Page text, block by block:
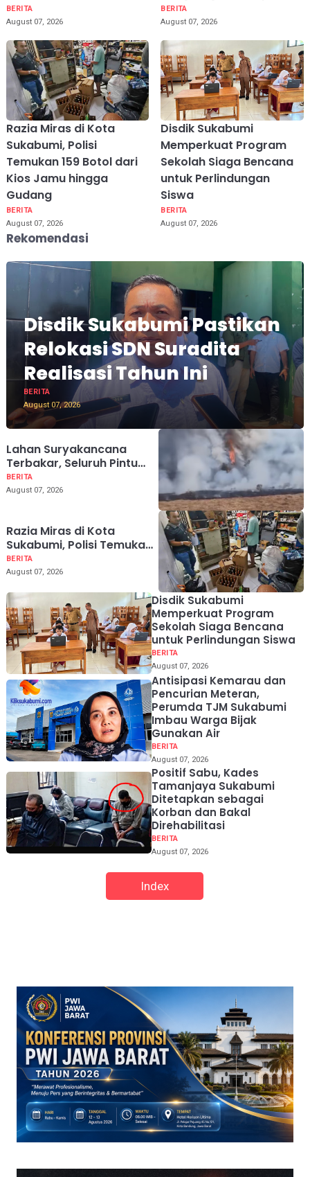
BERITA
August 07, 2026
BERITA
August 07, 2026
Razia Miras di Kota
Sukabumi, Polisi
Temukan 159 Botol dari
Kios Jamu hingga
Gudang
BERITA
August 07, 2026
Disdik Sukabumi
Memperkuat Program
Sekolah Siaga Bencana
untuk Perlindungan
Siswa
BERITA
August 07, 2026
Rekomendasi
Disdik Sukabumi Pastikan
Relokasi SDN Suradita
Realisasi Tahun Ini
BERITA
August 07, 2026
Lahan Suryakancana
Terbakar, Seluruh Pintu
Pendakian Gunung Gede
Pangrango Ditutup
BERITA
August 07, 2026
Razia Miras di Kota
Sukabumi, Polisi Temukan
159 Botol dari Kios Jamu
hingga Gudang
BERITA
August 07, 2026
Disdik Sukabumi
Memperkuat Program
Sekolah Siaga Bencana
untuk Perlindungan Siswa
BERITA
August 07, 2026
Antisipasi Kemarau dan
Pencurian Meteran,
Perumda TJM Sukabumi
Imbau Warga Bijak
Gunakan Air
BERITA
August 07, 2026
Positif Sabu, Kades
Tamanjaya Sukabumi
Ditetapkan sebagai
Korban dan Bakal
Direhabilitasi
BERITA
August 07, 2026
Index